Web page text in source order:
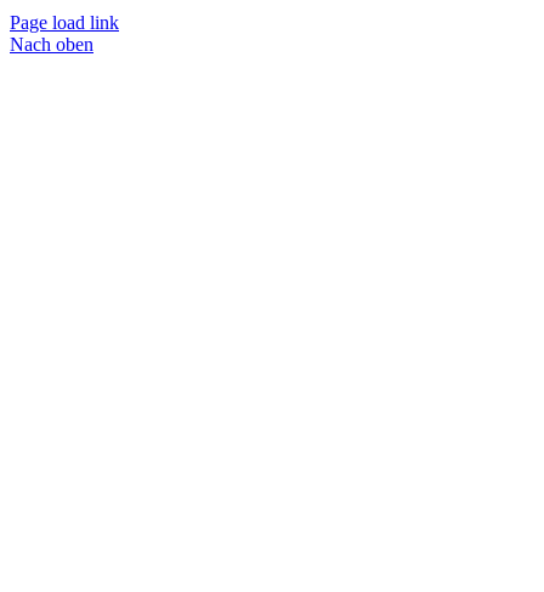
Page load link
Nach oben